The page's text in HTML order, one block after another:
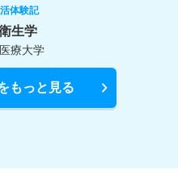
体験記
生学
療大学
もっと見る